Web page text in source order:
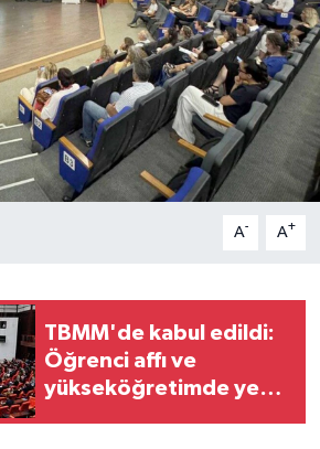
A- A+
TBMM'de kabul edildi:
Öğrenci affı ve
yükseköğretimde yeni